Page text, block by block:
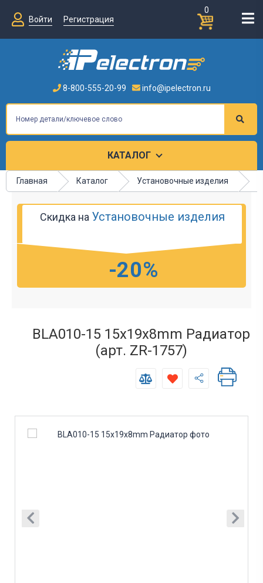
0
Войти
Регистрация
8-800-555-20-99 info@ipelectron.ru
КАТАЛОГ
Главная Каталог Установочные изделия
Скидка на Установочные изделия
-20%
BLA010-15 15x19x8mm Радиатор
(арт. ZR-1757)